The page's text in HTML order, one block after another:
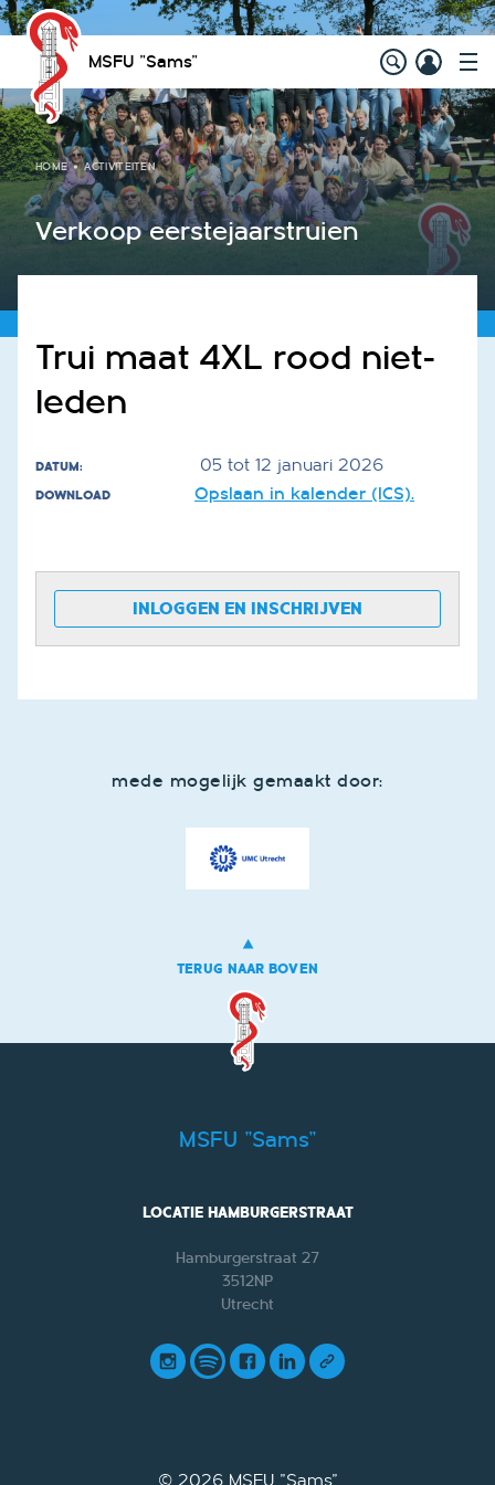
MSFU "Sams"
HOME ACTIVITEITEN
Verkoop eerstejaarstruien
Trui maat 4XL rood niet-
leden
DATUM: 05 tot 12 januari 2026
DOWNLOAD Opslaan in kalender (ICS).
INLOGGEN EN INSCHRIJVEN
mede mogelijk gemaakt door:
TERUG NAAR BOVEN
MSFU "Sams"
LOCATIE HAMBURGERSTRAAT
Hamburgerstraat 27
3512NP
Utrecht
© 2026MSFU "Sams"